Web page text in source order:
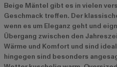
Beige Mäntel gibt es in vielen
Geschmack treffen. Der
wenn es um Eleganz geht und
Übergang zwischen den
Wärme und Komfort und sind
hingegen sind besonders